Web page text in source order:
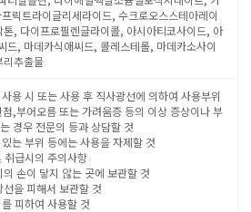
릭트라이글리세라이드, 수크로오스스테아레이
톤, 다이프로필렌글라이콜, 아시아티코사이드, 아
드, 마데카식애씨드, 콜레스테롤, 마데카소사이
리추출물
용 시 또는 사용 후 직사광선에 의하여 사용부위
점,부어오름 또는 가려움증 등의 이상 증상이나 부
경우 전문의 등과 상담할 것
는 부위 등에는 사용을 자제할 것
취급시의 주의사항
의 손이 닿지 않는 곳에 보관할 것
선을 피해서 보관할 것
피하여 사용할 것